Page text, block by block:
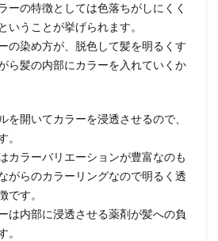
ーの特徴としては色落ちがしにくく
いうことが挙げられます。
の染め方が、脱色して髪を明るくす
ら髪の内部にカラーを入れていくか
を開いてカラーを浸透させるので、
。
カラーバリエーションが豊富なのも
がらのカラーリングなので明るく透
です。
は内部に浸透させる薬剤が髪への負
。